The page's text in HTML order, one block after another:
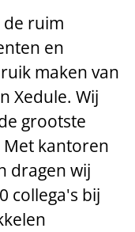
de ruim
en
maken van
Xedule. Wij
grootste
Met kantoren
dragen wij
collega's bij